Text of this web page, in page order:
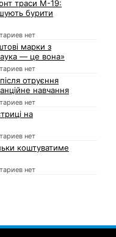
траси М-19:
бурити
нет
марки з
— це вона»
нет
отруєння
навчання
нет
на
нет
коштуватиме
нет